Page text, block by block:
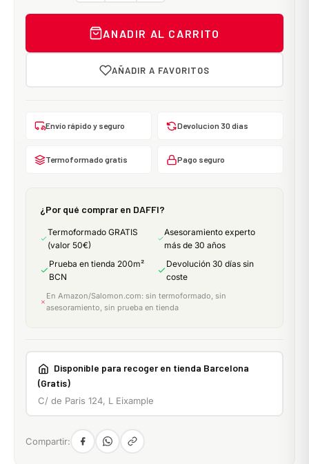
ANADIR AL CARRITO
AÑADIR A FAVORITOS
Envío rápido y seguro Devolucion 30 dias
Termoformado gratis Pago seguro
¿Por qué comprar en DAFFI?
Termoformado GRATIS
(valor 50€)
Asesoramiento experto
más de 30 años
Prueba en tienda 200m²
BCN
Devolución 30 días sin
coste
En Amazon/Salomon.com: sin termoformado, sin
asesoramiento, sin prueba en tienda
Disponible para recoger en tienda Barcelona
(Gratis)
C/ de Paris 124, L Eixample
Compartir: